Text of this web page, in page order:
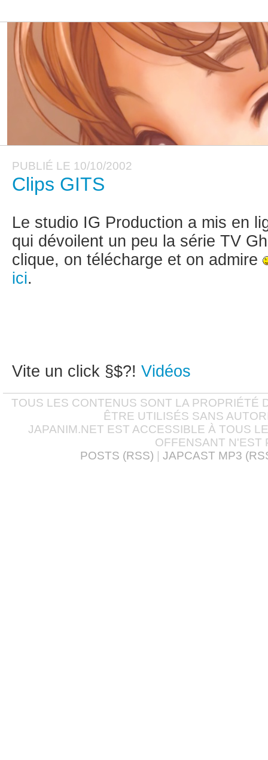
PUBLIÉ LE 10/10/2002
Clips GITS
Le studio IG Production a mis en
qui dévoilent un peu la série TV
clique, on télécharge et on admire
ici.
Vite un click §$?! Vidéos
TOUS LES CONTENUS SONT LA PROPRIÉTÉ
ÊTRE UTILISÉS SANS
JAPANIM.NET EST ACCESSIBLE À TOUS
OFFENSANT N'EST
POSTS (RSS)
JAPCAST MP3